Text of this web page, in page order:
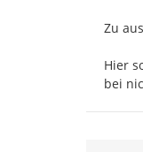
Zu
Hier
bei